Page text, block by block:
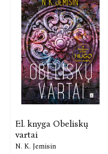
El. knyga Obeliskų
vartai
N. K. Jemisin